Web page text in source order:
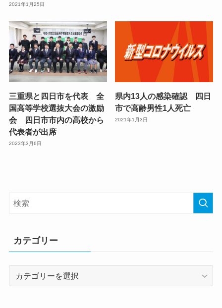
2021年1月25日
三重県と四日市を代表 全
国高等学校選抜大会の激励
会 四日市市内の高校から
代表者が出席
2023年3月6日
県内13人の感染確認 四日
市で高齢男性1人死亡
2021年1月3日
カテゴリー